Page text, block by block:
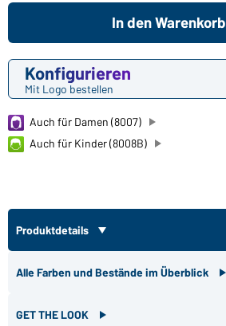
Konfigurieren
Mit Logo bestellen
In den Warenkorb
Auch für Damen (8007)
Auch für Kinder (8008B)
Produktdetails
Alle Farben und Bestände im Überblick
GET THE LOOK